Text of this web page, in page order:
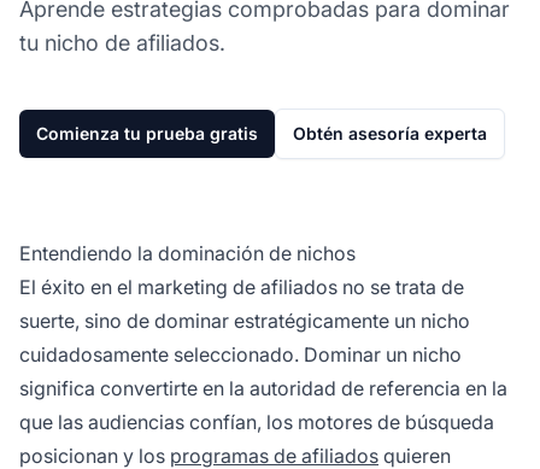
Aprende estrategias comprobadas para dominar
tu nicho de afiliados.
Comienza tu prueba gratis Obtén asesoría experta
Entendiendo la dominación de nichos
El éxito en el marketing de afiliados no se trata de
suerte, sino de dominar estratégicamente un nicho
cuidadosamente seleccionado. Dominar un nicho
significa convertirte en la autoridad de referencia en la
que las audiencias confían, los motores de búsqueda
posicionan y los programas de afiliados quieren